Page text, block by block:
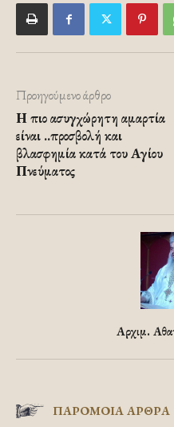
Προηγούμενο άρθρο
Η πιο ασυγχώρητη αμαρτία
είναι ..προσβολή και
βλασφημία κατά του Αγίου
Πνεύματος
Αρχιμ.
ΠΑΡΟΜΟΙΑ ΑΡΘΡΑ